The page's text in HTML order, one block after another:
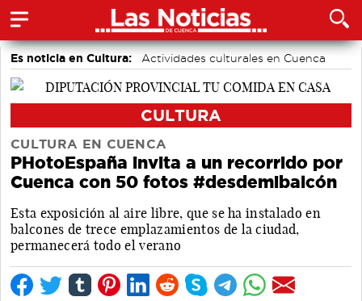
Es noticia en Cultura: Actividades culturales en Cuenca
CULTURA
CULTURA EN CUENCA
PHotoEspaña invita a un recorrido por
Cuenca con 50 fotos #desdemibalcón
Esta exposición al aire libre, que se ha instalado en
balcones de trece emplazamientos de la ciudad,
permanecerá todo el verano